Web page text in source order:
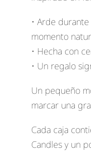
• Arde
momento
• Hecha con
• Un regalo
Un pequeño
marcar una
Cada caja
Candles y un